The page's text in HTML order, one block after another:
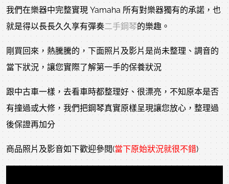
我們在樂器中完整實現 Yamaha 所有對樂器獨有的承諾，也
就是得以長長久久享有彈奏二手鋼琴的樂趣。
剛買回來，熱騰騰的，下面照片及影片是尚未整理、調音的
當下狀況，讓您實際了解第一手的保養狀況
跟中古車一樣，去看車時都整理好、很漂亮，不知原本是否
有撞過或大修，我們把鋼琴真實原樣呈現讓您放心，整理過
後保證再加分
商品照片及影音如下歡迎參閱(當下原始狀況就很不錯)